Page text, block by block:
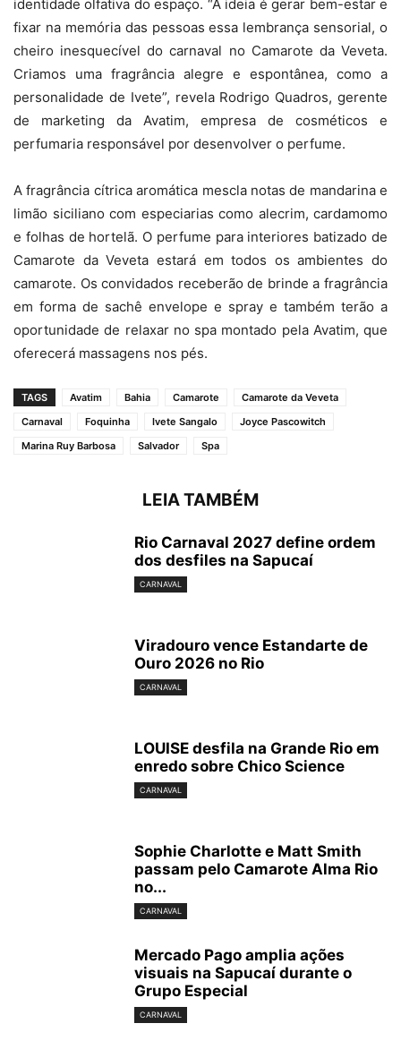
Colunista Joyce Pscowith relaxa no Camarote da Veveta (Foto: Michele
Almeida)
identidade olfativa do espaço. “A ideia é gerar bem-estar e
fixar na memória das pessoas essa lembrança sensorial, o
cheiro inesquecível do carnaval no Camarote da Veveta.
Criamos uma fragrância alegre e espontânea, como a
personalidade de Ivete”, revela Rodrigo Quadros, gerente
de marketing da Avatim, empresa de cosméticos e
perfumaria responsável por desenvolver o perfume.
A fragrância cítrica aromática mescla notas de mandarina e
limão siciliano com especiarias como alecrim, cardamomo
e folhas de hortelã. O perfume para interiores batizado de
Camarote da Veveta estará em todos os ambientes do
camarote. Os convidados receberão de brinde a fragrância
em forma de sachê envelope e spray e também terão a
oportunidade de relaxar no spa montado pela Avatim, que
oferecerá massagens nos pés.
TAGS Avatim Bahia Camarote
Camarote da Veveta
Carnaval
Foquinha Ivete Sangalo
Joyce Pascowitch
Marina Ruy Barbosa
Salvador Spa
LEIA TAMBÉM
Rio Carnaval 2027 define ordem
dos desfiles na Sapucaí
CARNAVAL
Viradouro vence Estandarte de
Ouro 2026 no Rio
CARNAVAL
LOUISE desfila na Grande Rio em
enredo sobre Chico Science
CARNAVAL
Sophie Charlotte e Matt Smith
passam pelo Camarote Alma Rio
no...
CARNAVAL
Mercado Pago amplia ações
visuais na Sapucaí durante o
Grupo Especial
CARNAVAL